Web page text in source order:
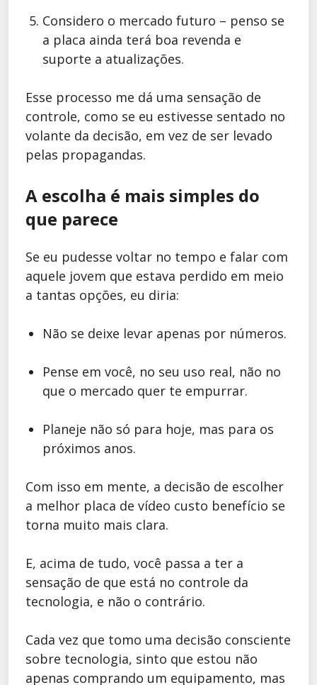
Considero o mercado futuro – penso se
a placa ainda terá boa revenda e
suporte a atualizações.
Esse processo me dá uma sensação de
controle, como se eu estivesse sentado no
volante da decisão, em vez de ser levado
pelas propagandas.
A escolha é mais simples do
que parece
Se eu pudesse voltar no tempo e falar com
aquele jovem que estava perdido em meio
a tantas opções, eu diria:
Não se deixe levar apenas por números.
Pense em você, no seu uso real, não no
que o mercado quer te empurrar.
Planeje não só para hoje, mas para os
próximos anos.
Com isso em mente, a decisão de escolher
a melhor placa de vídeo custo benefício se
torna muito mais clara.
E, acima de tudo, você passa a ter a
sensação de que está no controle da
tecnologia, e não o contrário.
Cada vez que tomo uma decisão consciente
sobre tecnologia, sinto que estou não
apenas comprando um equipamento, mas